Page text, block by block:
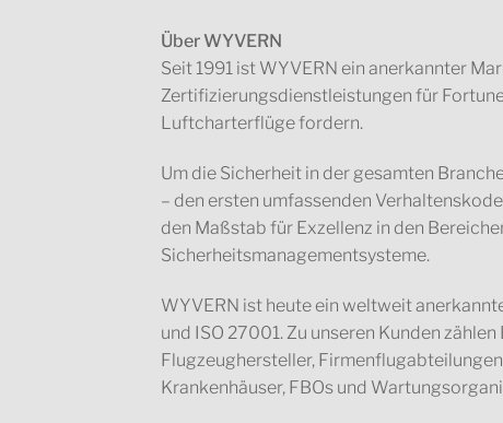
Über WYVERN
Seit 1991 ist WYVERN ein anerkannter
Zertifizierungsdienstleistungen für
Luftcharterflüge fordern.
Um die Sicherheit in der gesamten
– den ersten umfassenden
den Maßstab für Exzellenz in den
Sicherheitsmanagementsysteme.
WYVERN ist heute ein weltweit
und ISO 27001. Zu unseren Kunden
Flugzeughersteller,
Krankenhäuser, FBOs und